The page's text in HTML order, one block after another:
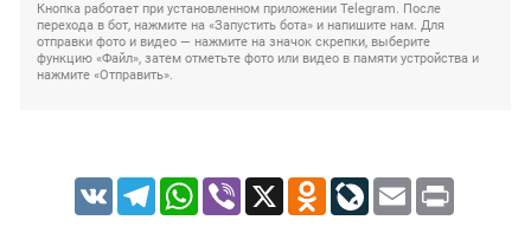
Кнопка работает при установленном приложении Telegram. После
перехода в бот, нажмите на «Запустить бота» и напишите нам. Для
отправки фото и видео — нажмите на значок скрепки, выберите
функцию «Файл», затем отметьте фото или видео в памяти устройства и
нажмите «Отправить».
VK TelegramWhatsApp
Viber X Odnoklassniki
LiveJournal
Email Print